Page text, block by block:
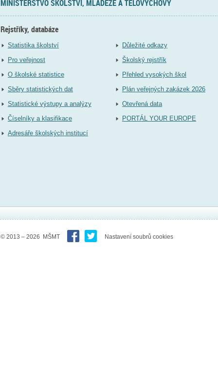
MINISTERSTVO ŠKOLSTVÍ, MLÁDEŽE A TĚLOVÝCHOVY
Rejstříky, databáze
Statistika školství
Pro veřejnost
O školské statistice
Sběry statistických dat
Statistické výstupy a analýzy
Číselníky a klasifikace
Adresáře školských institucí
Důležité odkazy
Školský rejstřík
Přehled vysokých škol
Plán veřejných zakázek 2026
Otevřená data
PORTÁL YOUR EUROPE
© 2013 – 2026 MŠMT Nastavení soubrů cookies